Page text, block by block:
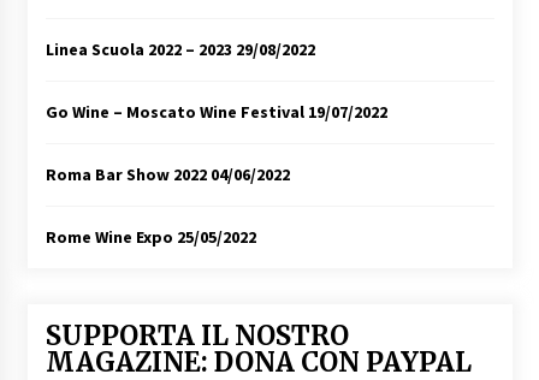
Linea Scuola 2022 – 2023 29/08/2022
Go Wine – Moscato Wine Festival 19/07/2022
Roma Bar Show 2022 04/06/2022
Rome Wine Expo 25/05/2022
SUPPORTA IL NOSTRO
MAGAZINE: DONA CON PAYPAL